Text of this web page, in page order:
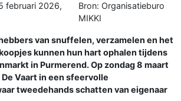
februari 2026,
Bron: Organisatieburo
MIKKI
van snuffelen, verzamelen en het
kunnen hun hart ophalen tijdens
in Purmerend. Op zondag 8 maart
Vaart in een sfeervolle
tweedehands schatten van eigenaar